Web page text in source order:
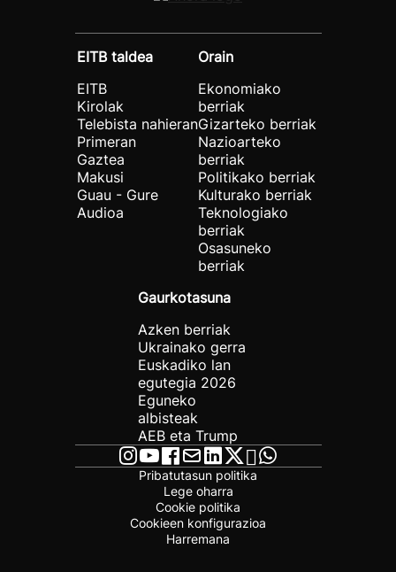
EITB taldea
EITB
Kirolak
Telebista nahieran
Primeran
Gaztea
Makusi
Guau - Gure
Audioa
Orain
Ekonomiako
berriak
Gizarteko berriak
Nazioarteko
berriak
Politikako berriak
Kulturako berriak
Teknologiako
berriak
Osasuneko
berriak
Gaurkotasuna
Azken berriak
Ukrainako gerra
Euskadiko lan
egutegia 2026
Eguneko
albisteak
AEB eta Trump
Pribatutasun politika
Lege oharra
Cookie politika
Cookieen konfigurazioa
Harremana